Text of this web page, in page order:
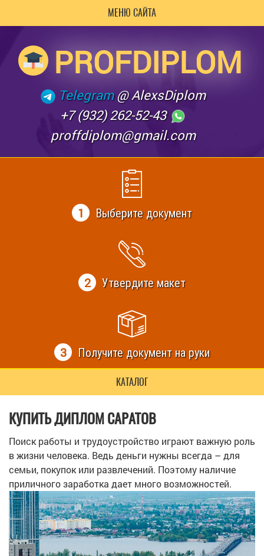
МЕНЮ САЙТА
PROFDIPLOM
Telegram @ AlexsDiplom
+7 (932) 262-52-43
proffdiplom@gmail.com
1 Выберите документ
2 Утвердите макет
3 Получите документ на руки
КАТАЛОГ
КУПИТЬ ДИПЛОМ САРАТОВ
Поиск работы и трудоустройство играют важную роль
в жизни человека. Ведь деньги нужны всегда – для
семьи, покупок или развлечений. Поэтому наличие
приличного заработка дает много возможностей.